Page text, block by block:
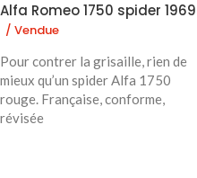
Alfa Romeo 1750 spider 1969
/ Vendue
Pour contrer la grisaille, rien de
mieux qu’un spider Alfa 1750
rouge. Française, conforme,
révisée